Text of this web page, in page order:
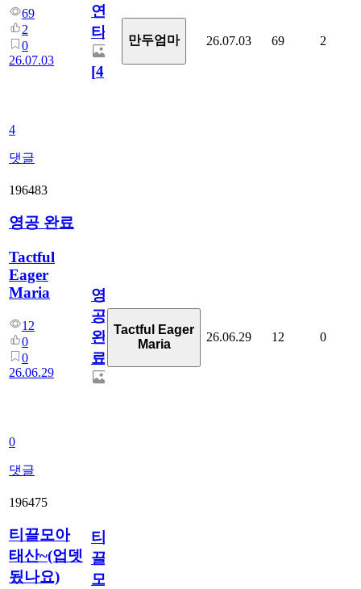
69
2
0
26.07.03
4
댓글
연
타
[4]
만두엄마 26.07.03 69 2
196483
영공 완료
Tactful
Eager
Maria
12
0
0
26.06.29
0
댓글
영
공
완
료
Tactful Eager
Maria
26.06.29 12 0
196475
티끌모아
태산~(업뎃
됬나요)
티
끌
모